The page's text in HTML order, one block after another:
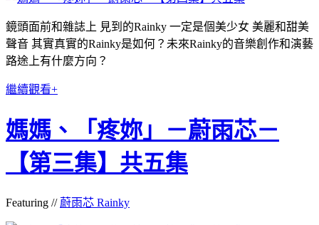
鏡頭面前和雜誌上 見到的Rainky 一定是個美少女 美麗和甜美
聲音 其實真實的Rainky是如何？未來Rainky的音樂創作和演藝
路途上有什麼方向？
繼續觀看+
媽媽、「疼妳」－蔚雨芯－
【第三集】共五集
Featuring // 蔚雨芯 Rainky